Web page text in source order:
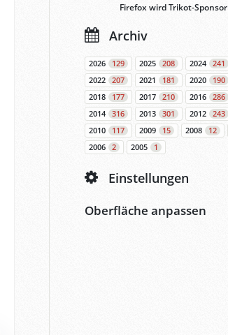
Firefox wird Trikot-
Archiv
2026 129 2025 208 2024 241
2022
207 2021 181 2020 190
2018
177 2017 210 2016 286
2014
316 2013 301 2012 243
2010
117 2009 15 2008 12
2006
2 2005 1
Einstellungen
Oberfläche anpassen